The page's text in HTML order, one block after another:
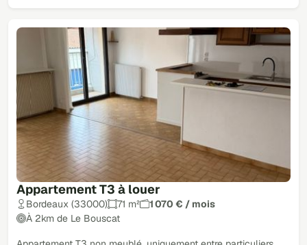
Appartement T3 à louer
Bordeaux (33000) 71 m²
1 070 € / mois
À 2km de Le Bouscat